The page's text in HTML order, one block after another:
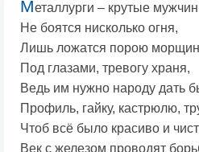
Металлурги – крутые
Не боятся нисколько огня,
Лишь ложатся порою
Под глазами, тревогу храня,
Ведь им нужно народу дать
Профиль, гайку, кастрюлю,
Чтоб всё было красиво и
Век с железом проводят